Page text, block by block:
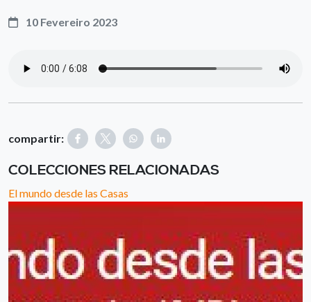
10 Fevereiro 2023
compartir:
COLECCIONES RELACIONADAS
El mundo desde las Casas